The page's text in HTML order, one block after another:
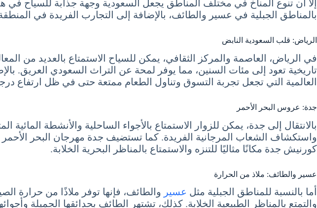
إلا أن تنوع المناخ في مختلف المناطق يجعل السعودية وجهة جذابة للسياح
بالمناطق الجبلية في عسير والطائف، بالإضافة إلى التجارب الفريدة في
الرياض: قلب السعودية النابض
في الرياض، العاصمة والمركز الثقافي، يمكن للسياح الاستمتاع بالعديد من
تاريخية تعود إلى مئات السنين، مما يوفر لمحة عن التراث السعودي العريق.
العالمية التي تجعل تجربة التسوق وتناول الطعام ممتعة حتى في ظل ارتفاع
جدة: عروس البحر الأحمر
بالانتقال إلى جدة، يمكن للزوار الاستمتاع بالأجواء الساحلية والأنشطة
واستكشاف الشعاب المرجانية الفريدة. كما تستضيف جدة مهرجان البحر الأحمر
كورنيش جدة مكانًا مثاليًا للتنزه والاستمتاع بالمناظر البحرية الخلابة.
عسير والطائف: ملاذ من الحرارة
أما بالنسبة للمناطق الجبلية مثل عسير والطائف، فإنها توفر ملاذًا من حرارة
والتمتع بالمناظر الطبيعية الخلابة. كذلك، تشتهر الطائف بحدائقها الجميلة